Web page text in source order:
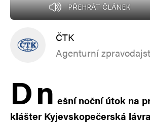
PŘEHRÁT ČLÁNEK
ČTK
Agenturní
Dn ešní noční útok na
klášter Kyjevskopečerská